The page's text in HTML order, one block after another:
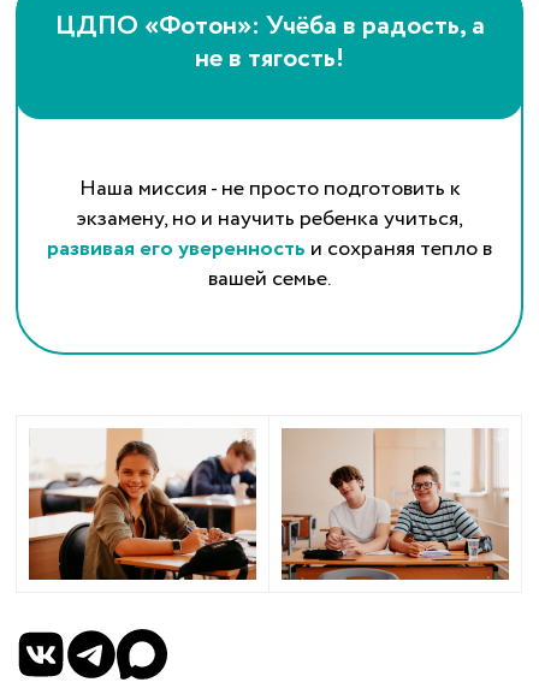
ЦДПО «Фотон»: Учёба в радость, а
не в тягость!
Наша миссия - не просто подготовить к
экзамену, но и научить ребенка учиться,
развивая его уверенность и сохраняя тепло в
вашей семье.